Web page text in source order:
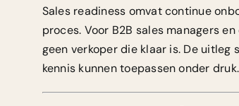
Sales readiness omvatcontinue
proces. Voor B2B sales managers
geen verkoper die klaar is. De
kennis kunnen toepassen onder druk.